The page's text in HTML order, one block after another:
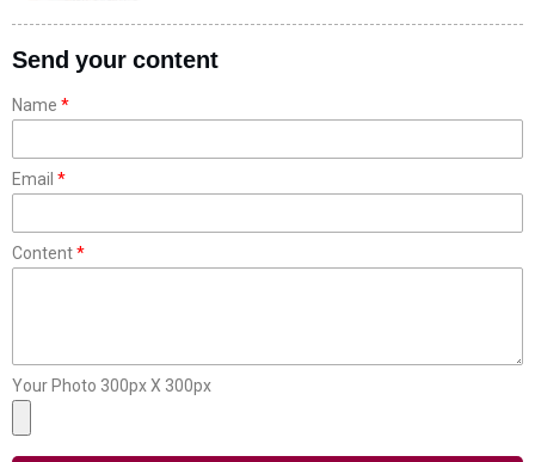
Send your content
Name
Email
Content
Your Photo 300px X 300px